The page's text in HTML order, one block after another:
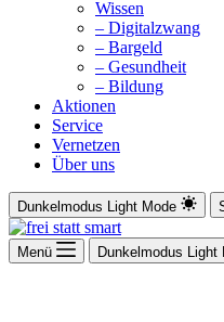
Wissen
– Digitalzwang
– Bargeld
– Gesundheit
– Bildung
Aktionen
Service
Vernetzen
Über uns
Dunkelmodus Light Mode
Menü Dunkelmodus Light